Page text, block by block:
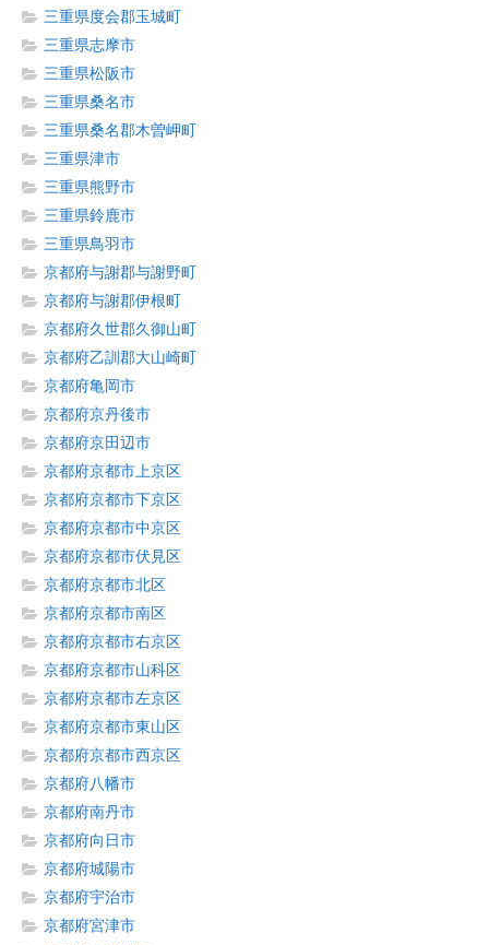
三重県度会郡玉城町
三重県志摩市
三重県松阪市
三重県桑名市
三重県桑名郡木曽岬町
三重県津市
三重県熊野市
三重県鈴鹿市
三重県鳥羽市
京都府与謝郡与謝野町
京都府与謝郡伊根町
京都府久世郡久御山町
京都府乙訓郡大山崎町
京都府亀岡市
京都府京丹後市
京都府京田辺市
京都府京都市上京区
京都府京都市下京区
京都府京都市中京区
京都府京都市伏見区
京都府京都市北区
京都府京都市南区
京都府京都市右京区
京都府京都市山科区
京都府京都市左京区
京都府京都市東山区
京都府京都市西京区
京都府八幡市
京都府南丹市
京都府向日市
京都府城陽市
京都府宇治市
京都府宮津市